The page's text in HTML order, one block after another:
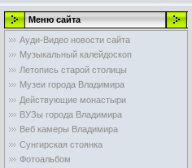
Меню сайта
Ауди-Видео новости сайта
Музыкальный калейдоскоп
Летопись старой столицы
Музеи города Владимира
Действующие монастыри
ВУЗы города Владимира
Веб камеры Владимира
Сунгирская стоянка
Фотоальбом